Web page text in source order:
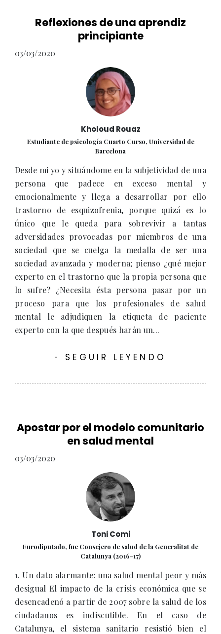
Reflexiones de una aprendiz
principiante
03/03/2020
Kholoud Rouaz
Estudiante de psicología Cuarto Curso, Universidad de
Barcelona
Desde mi yo y situándome en la subjetividad de una
persona que padece en exceso mental y
emocionalmente y llega a desarrollar por ello
trastorno de esquizofrenia, porque quizá es lo
único que le queda para sobrevivir a tantas
adversidades provocadas por miembros de una
sociedad que se cuelga la medalla de ser una
sociedad avanzada y moderna; pienso ¿qué mejor
experto en el trastorno que la propia persona que
lo sufre? ¿Necesita ésta persona pasar por un
proceso para que los profesionales de salud
mental le adjudiquen la etiqueta de paciente
experto con la que después harán un...
- SEGUIR LEYENDO
Apostar por el modelo comunitario
en salud mental
03/03/2020
Toni Comi
Eurodiputado, fue Consejero de salud de la Generalitat de
Catalunya (2016-17)
1. Un dato alarmante: una salud mental peor y más
desigual El impacto de la crisis económica que se
desencadenó a partir de 2007 sobre la salud de los
ciudadanos es indiscutible. En el caso de
Catalunya, el sistema sanitario resistió bien el